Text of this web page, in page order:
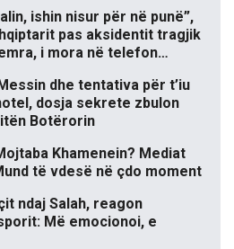
ishin nisur për në punë”,
pas aksidentit tragjik
i mora në telefon…
dhe tentativa për t’iu
dosja sekrete zbulon
Botërorin
Khamenein? Mediat
të vdesë në çdo moment
ndaj Salah, reagon
Më emocionoi, e